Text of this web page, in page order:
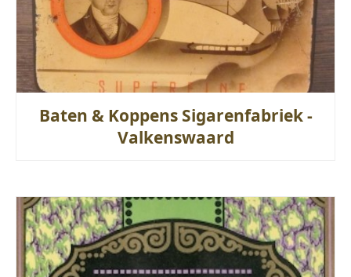
Baten & Koppens Sigarenfabriek -
Valkenswaard